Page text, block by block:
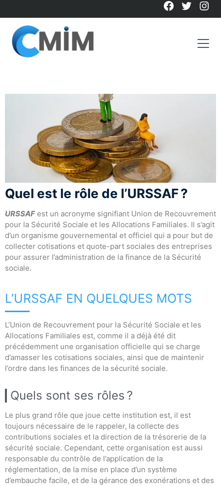
to
content
Facebook
Twitter
Quel est le rôle de l’URSSAF ?
URSSAFest un acronyme signifiant Union de Recouvrement
pour la Sécurité Sociale et les Allocations Familiales. Il s’agit
d’un organisme gouvernemental et officiel qui a pour but de
collecter cotisations et quote-part sociales des entreprises
pour assurer l’administration de la finance de la Sécurité
sociale.
L’URSSAF EN QUELQUES MOTS
L’Union de Recouvrement pour la Sécurité Sociale et les
Allocations Familiales est, comme il a déjà été dit
précédemment une organisation officielle qui se charge
d’amasser les cotisations sociales, ainsi que de maintenir
l’ordre dans les finances de la sécurité sociale.
Quels sont ses rôles ?
Le plus grand rôle que joue cette institution est, il est
toujours nécessaire de le rappeler, la collecte des
contributions sociales et la direction de la trésorerie de la
sécurité sociale. Cependant, cette organisation est aussi
responsable du contrôle de l’application de la
réglementation, de la mise en place d’un système
d’embauche facile, et de la gérance des exonérations et des